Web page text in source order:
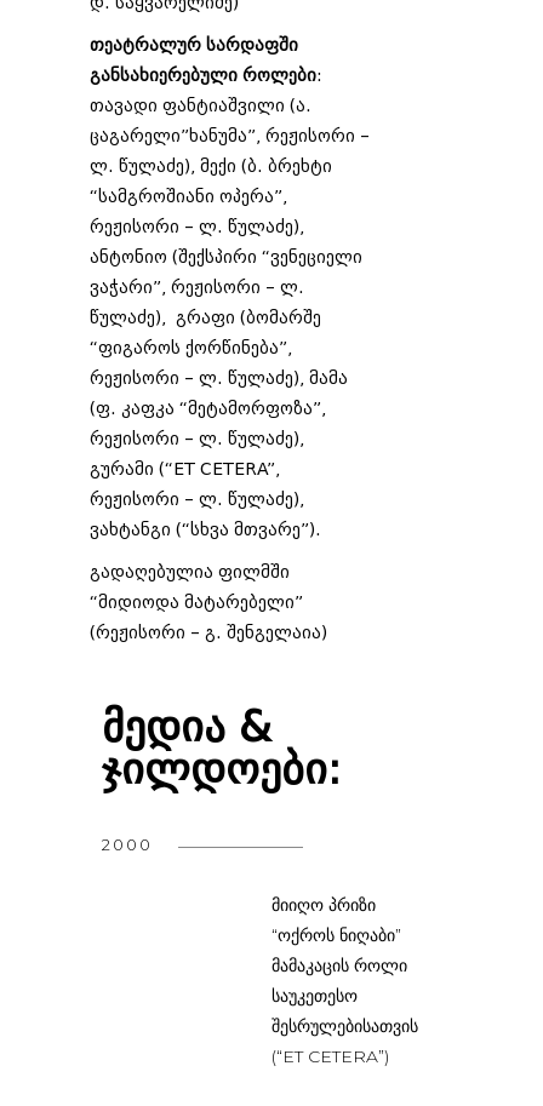
თეატრალურ სარდაფში
განსახიერებული როლები:
თავადი ფანტიაშვილი (ა.
ცაგარელი”ხანუმა”, რეჟისორი –
ლ. წულაძე), მექი (ბ. ბრეხტი
“სამგროშიანი ოპერა”,
რეჟისორი – ლ. წულაძე),
ანტონიო (შექსპირი “ვენეციელი
ვაჭარი”, რეჟისორი – ლ.
წულაძე), გრაფი (ბომარშე
“ფიგაროს ქორწინება”,
რეჟისორი – ლ. წულაძე), მამა
(ფ. კაფკა “მეტამორფოზა”,
რეჟისორი – ლ. წულაძე),
გურამი (“ET CETERA”,
რეჟისორი – ლ. წულაძე),
ვახტანგი (“სხვა მთვარე”).
გადაღებულია ფილმში
“მიდიოდა მატარებელი”
(რეჟისორი – გ. შენგელაია)
მედია &
ჯილდოები:
2000
მიიღო პრიზი
“ოქროს ნიღაბი”
მამაკაცის როლი
საუკეთესო
შესრულებისათვის
(“ET CETERA”)